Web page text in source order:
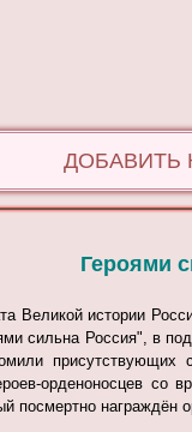
ДОБАВИТЬ
Героями
Великой истории
сильна Россия", в
присутствующих
орденоносцев со
посмертно награждён